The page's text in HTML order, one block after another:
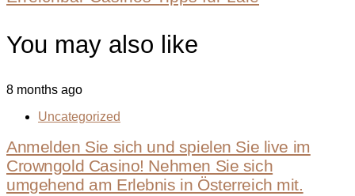
You may also like
8 months ago
Uncategorized
Anmelden Sie sich und spielen Sie live im
Crowngold Casino! Nehmen Sie sich
umgehend am Erlebnis in Österreich mit.